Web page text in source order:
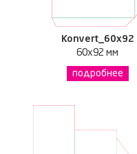
Konvert_60x92
60x92 мм
подробнее